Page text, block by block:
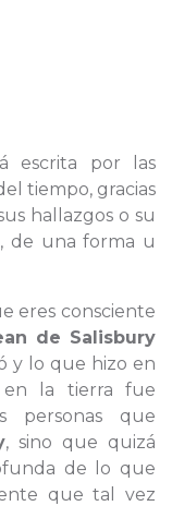
escrita por las
tiempo, gracias
hallazgos o su
de una forma u
eres consciente
de Salisbury
y lo que hizo en
la tierra fue
personas que
, sino que quizá
de lo que
que tal vez